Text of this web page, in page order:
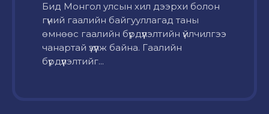
Бид Монгол улсын хил дээрхи болон
гүний гаалийн байгууллагад таны
өмнөөс гаалийн бүрдүүлэлтийн үйлчилгээ
чанартай үзүүлж байна. Гаалийн
бүрдүүлэлтийг...